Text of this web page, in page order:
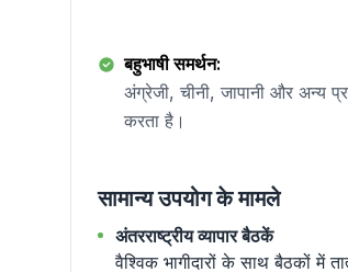
बहुभाषी समर्थन:
अंग्रेजी, चीनी, जापानी और अन्य
करता है।
सामान्य उपयोग के मामले
अंतरराष्ट्रीय व्यापार बैठकें
वैश्विक भागीदारों के साथ बैठकों में